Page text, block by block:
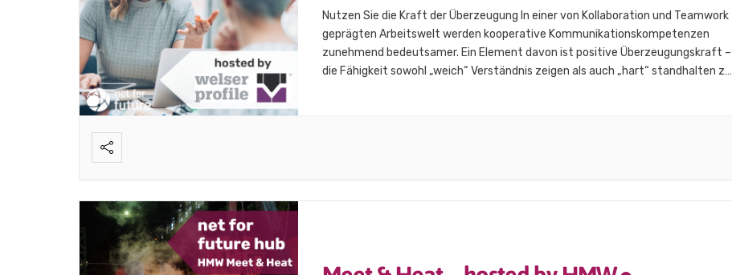
Nutzen Sie die Kraft der Überzeugung In einer von Kollaboration und Teamwork
geprägten Arbeitswelt werden kooperative Kommunikationskompetenzen
zunehmend bedeutsamer. Ein Element davon ist positive Überzeugungskraft –
die Fähigkeit sowohl „weich“ Verständnis zeigen als auch „hart“ standhalten zu